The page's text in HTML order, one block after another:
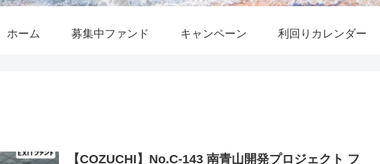
ホーム 募集中ファンド キャンペーン 利回りカレンダー
【COZUCHI】No.C-143 南青山開発プロジェクト フ